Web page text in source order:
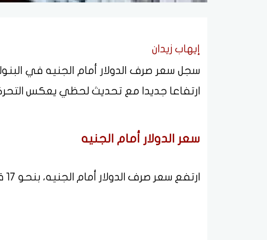
إيهاب زيدان
ارتفاعا جديدا مع تحديث لحظي يعكس
سعر الدولار أمام الجنيه
ارتفع سعر صرف الدولار أمام الجنيه، بنحو 17 قرشا خلال حركة تعاملات اليوم الاربعاء 3 يونيو 2026.